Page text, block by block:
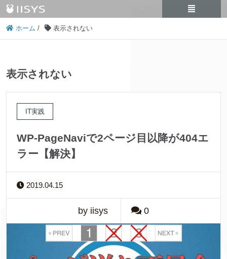
ホーム / 表示されない
表示されない
IT実践
WP-PageNaviで2ページ目以降が404エ
ラー【解決】
2019.04.15
by iisys 0